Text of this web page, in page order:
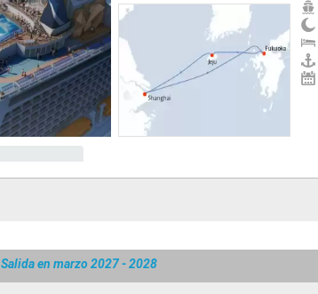
Salida en marzo 2027 - 2028